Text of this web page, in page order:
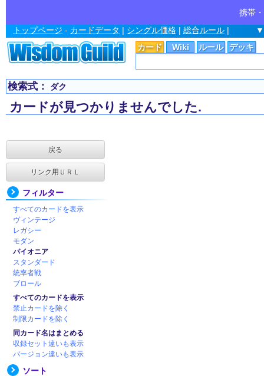
携帯
カード Wiki ルール デッキ
トップページ - カードデータ | シングル価格 | 総合ルール |
検索式： ダク
カードが見つかりませんでした.
戻る
リンク用ＵＲＬ
フィルター
すべてのカードを表示
ヴィンテージ
レガシー
モダン
パイオニア
スタンダード
統率者戦
ブロール
すべてのカードを表示
禁止カードを除く
制限カードを除く
同カード名はまとめる
収録セット違いも表示
バージョン違いも表示
ソート